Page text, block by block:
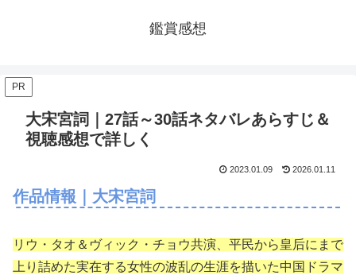
鑑賞感想
PR
大宋宮詞｜27話～30話ネタバレあらすじ＆
視聴感想で詳しく
2023.01.09 2026.01.11
作品情報｜大宋宮詞
リウ・タオ＆ヴィック・チョウ共演、平民から皇后にまで
上り詰めた実在する女性の波乱の生涯を描いた中国ドラマ